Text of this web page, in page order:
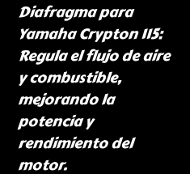
Diafragma para
Yamaha Crypton 115:
Regula el flujo de aire
y combustible,
mejorando la
potencia y
rendimiento del
motor.